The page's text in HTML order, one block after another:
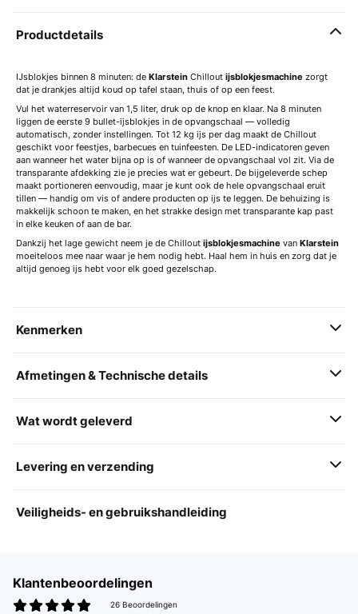
Productdetails
IJsblokjes binnen 8 minuten: de Klarstein Chillout ijsblokjesmachine zorgt
dat je drankjes altijd koud op tafel staan, thuis of op een feest.
Vul het waterreservoir van 1,5 liter, druk op de knop en klaar. Na 8 minuten
liggen de eerste 9 bullet-ijsblokjes in de opvangschaal — volledig
automatisch, zonder instellingen. Tot 12 kg ijs per dag maakt de Chillout
geschikt voor feestjes, barbecues en tuinfeesten. De LED-indicatoren geven
aan wanneer het water bijna op is of wanneer de opvangschaal vol zit. Via de
transparante afdekking zie je precies wat er gebeurt. De bijgeleverde schep
maakt portioneren eenvoudig, maar je kunt ook de hele opvangschaal eruit
tillen — handig om vis of andere producten op ijs te leggen. De behuizing is
makkelijk schoon te maken, en het strakke design met transparante kap past
in elke keuken of aan de bar.
Dankzij het lage gewicht neem je de Chillout ijsblokjesmachine van Klarstein
moeiteloos mee naar waar je hem nodig hebt. Haal hem in huis en zorg dat je
altijd genoeg ijs hebt voor elk goed gezelschap.
Kenmerken
Afmetingen & Technische details
Wat wordt geleverd
Levering en verzending
Veiligheids- en gebruikshandleiding
Klantenbeoordelingen
26 Beoordelingen